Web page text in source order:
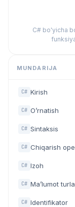
C# bo'yicha
MUNDARIJA
C# Kirish
C# O’rnatish
C# Sintaksis
C# Chiqarish
C# Izoh
C# Ma’lumot
C# Identifikator